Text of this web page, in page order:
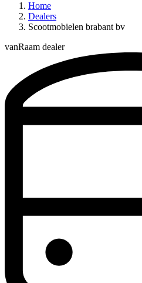
Home
Dealers
Scootmobielen brabant bv
vanRaam dealer